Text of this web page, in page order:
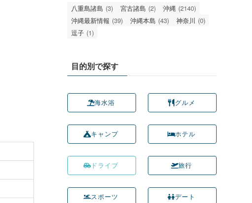
八重島諸島 (3) 宮古諸島 (2) 沖縄 (2140)
沖縄最新情報 (39) 沖縄本島 (43) 神奈川 (0)
逗子 (1)
目的別で探す
海水浴
キャンプ
ドライブ
スポーツ
グルメ
ホテル
旅行
デート